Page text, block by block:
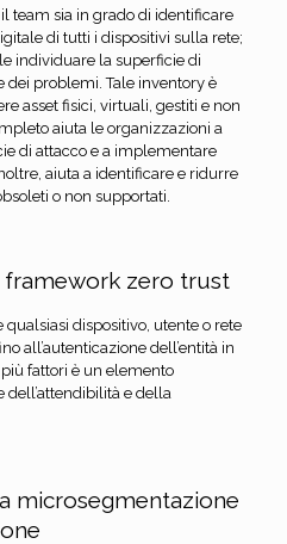
team sia in grado di identificare
di tutti i dispositivi sulla rete;
individuare la superficie di
dei problemi. Tale inventory è
asset fisici, virtuali, gestiti e non
aiuta le organizzazioni a
di attacco e a implementare
aiuta a identificare e ridurre
o non supportati.
framework zero trust
dispositivo, utente o rete
all’autenticazione dell’entità in
più fattori è un elemento
e della
microsegmentazione